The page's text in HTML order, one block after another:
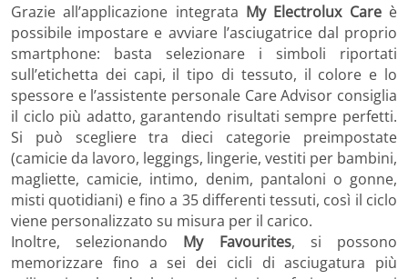
Grazie all’applicazione integrata My Electrolux Careè
possibile impostare e avviare l’asciugatrice dal proprio
smartphone: basta selezionare i simboli riportati
sull’etichetta dei capi, il tipo di tessuto, il colore e lo
spessore e l’assistente personale Care Advisor consiglia
il ciclo più adatto, garantendo risultati sempre perfetti.
Si può scegliere tra dieci categorie preimpostate
(camicie da lavoro, leggings, lingerie, vestiti per bambini,
magliette, camicie, intimo, denim, pantaloni o gonne,
misti quotidiani) e fino a 35 differenti tessuti, così il ciclo
viene personalizzato su misura per il carico.
Inoltre, selezionando My Favourites, si possono
memorizzare fino a sei dei cicli di asciugatura più